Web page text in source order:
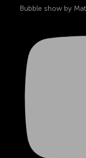
Bubble show by